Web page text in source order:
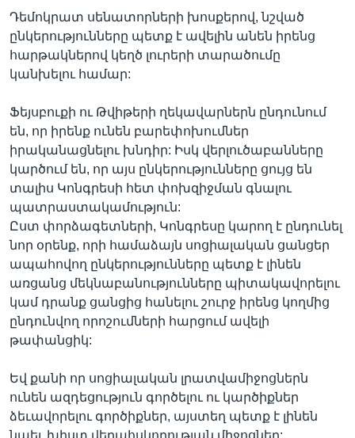
Դեմոկրատ սենատորների խոսքերով, նշված
ընկերությունները պետք է ավելին անեն իրենց
հարթակներով կեղծ լուրերի տարածումը
կանխելու համար:
Ֆեյսբուքի ու Թվիթերի ղեկավարներն ընդունում
են, որ իրենք ունեն բարեփոխումներ
իրականացնելու խնդիր: Իսկ վերլուծաբանները
կարծում են, որ այս ընկերությունները ցույց են
տալիս Կոնգրեսի հետ փոխզիջման գնալու
պատրաստակամություն:
Ըստ փորձագետների, Կոնգրեսը կարող է ընդունել
նոր օրենք, որի համաձայն սոցիալական ցանցեր
ապահովող ընկերությունները պետք է լինեն
առցանց մեկնաբանությունները պիտակավորելու
կամ դրանք ցանցից հանելու շուրջ իրենց կողմից
ընդունվող որոշումների հարցում ավելի
թափանցիկ:
Եվ քանի որ սոցիալական լրատվամիջոցներն
ունեն ազդեցություն գործելու ու կարծիքներ
ձեւավորելու գործիքներ, այստեղ պետք է լինեն
նաեւ խիստ վերահսկողության միջոցներ: